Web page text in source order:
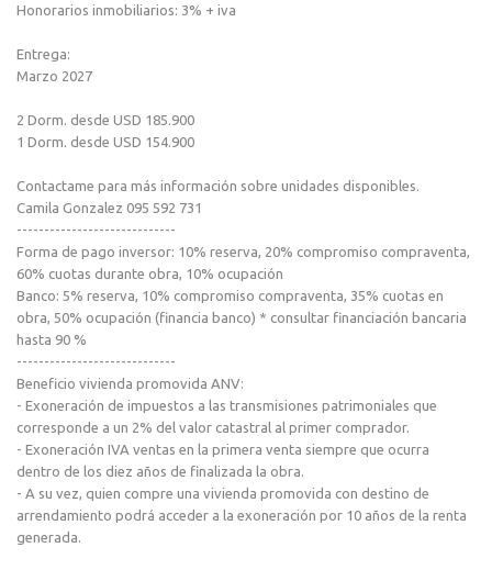
Honorarios inmobiliarios: 3% + iva
Entrega:
Marzo 2027
2 Dorm. desde USD 185.900
1 Dorm. desde USD 154.900
Contactame para más información sobre unidades disponibles.
Camila Gonzalez 095 592 731
-----------------------------
Forma de pago inversor: 10% reserva, 20% compromiso compraventa,
60% cuotas durante obra, 10% ocupación
Banco: 5% reserva, 10% compromiso compraventa, 35% cuotas en
obra, 50% ocupación (financia banco) * consultar financiación bancaria
hasta 90 %
-----------------------------
Beneficio vivienda promovida ANV:
- Exoneración de impuestos a las transmisiones patrimoniales que
corresponde a un 2% del valor catastral al primer comprador.
- Exoneración IVA ventas en la primera venta siempre que ocurra
dentro de los diez años de finalizada la obra.
- A su vez, quien compre una vivienda promovida con destino de
arrendamiento podrá acceder a la exoneración por 10 años de la renta
generada.